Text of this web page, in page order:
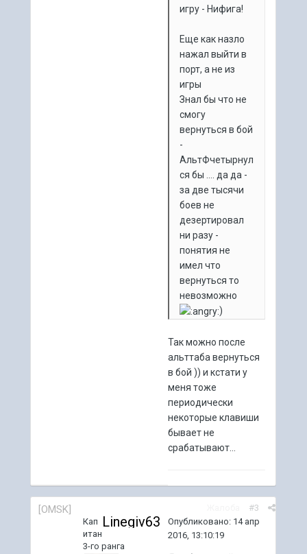
игру - Нифига!
Еще как назло
нажал выйти в
порт, а не из
игры
Знал бы что не
смогу
вернуться в бой
-
АльтФчетырнул
ся бы .... да да -
за две тысячи
боев не
дезертировал
ни разу -
понятия не
имел что
вернуться то
невозможно
)
Так можно после
альттаба вернуться
в бой )) и кстати у
меня тоже
периодически
некоторые клавиши
бывает не
срабатывают...
[OMSK]
Linegiv63
Кап
итан
3-го ранга
#3
Опубликовано: 14 апр
2016, 13:10:19